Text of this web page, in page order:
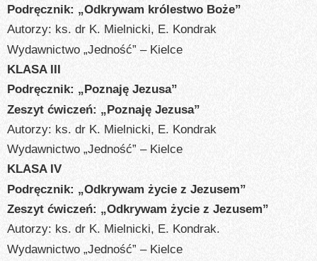
Podręcznik: „Odkrywam królestwo Boże”
Autorzy: ks. dr K. Mielnicki, E. Kondrak
Wydawnictwo „Jedność” – Kielce
KLASA III
Podręcznik: „Poznaję Jezusa”
Zeszyt ćwiczeń: „Poznaję Jezusa”
Autorzy: ks. dr K. Mielnicki, E. Kondrak
Wydawnictwo „Jedność” – Kielce
KLASA IV
Podręcznik: „Odkrywam życie z Jezusem”
Zeszyt ćwiczeń: „Odkrywam życie z Jezusem”
Autorzy: ks. dr K. Mielnicki, E. Kondrak.
Wydawnictwo „Jedność” – Kielce